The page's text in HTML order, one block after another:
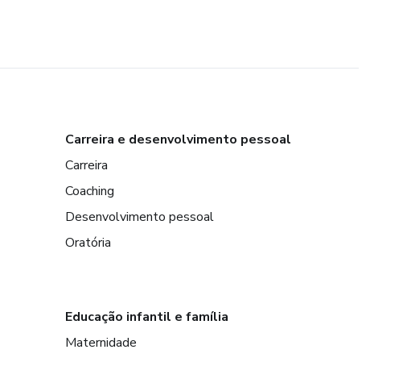
Carreira e desenvolvimento pessoal
Carreira
Coaching
Desenvolvimento pessoal
Oratória
Educação infantil e família
Maternidade